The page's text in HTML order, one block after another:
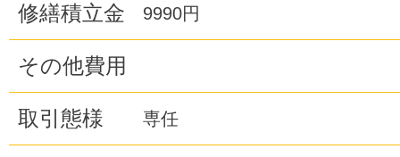
修繕積立金 9990円
その他費用
取引態様 専任